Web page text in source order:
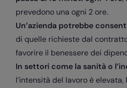
prevedono una ogni 2 ore.
Un’azienda potrebbe
di quelle richieste dal
favorire il benessere dei
In settori come la sanità o
l’intensità del lavoro è